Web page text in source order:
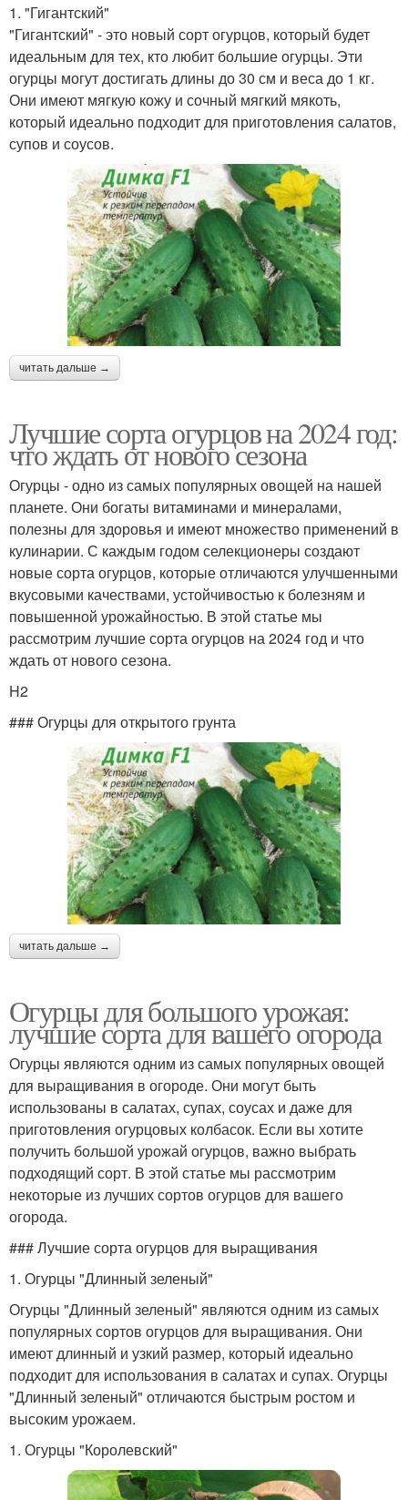
1. "Гигантский"
"Гигантский" - это новый сорт огурцов, который будет
идеальным для тех, кто любит большие огурцы. Эти
огурцы могут достигать длины до 30 см и веса до 1 кг.
Они имеют мягкую кожу и сочный мягкий мякоть,
который идеально подходит для приготовления салатов,
супов и соусов.
читать дальше →
Лучшие сорта огурцов на 2024 год:
что ждать от нового сезона
Огурцы - одно из самых популярных овощей на нашей
планете. Они богаты витаминами и минералами,
полезны для здоровья и имеют множество применений в
кулинарии. С каждым годом селекционеры создают
новые сорта огурцов, которые отличаются улучшенными
вкусовыми качествами, устойчивостью к болезням и
повышенной урожайностью. В этой статье мы
рассмотрим лучшие сорта огурцов на 2024 год и что
ждать от нового сезона.
H2
### Огурцы для открытого грунта
читать дальше →
Огурцы для большого урожая:
лучшие сорта для вашего огорода
Огурцы являются одним из самых популярных овощей
для выращивания в огороде. Они могут быть
использованы в салатах, супах, соусах и даже для
приготовления огурцовых колбасок. Если вы хотите
получить большой урожай огурцов, важно выбрать
подходящий сорт. В этой статье мы рассмотрим
некоторые из лучших сортов огурцов для вашего
огорода.
### Лучшие сорта огурцов для выращивания
1. Огурцы "Длинный зеленый"
Огурцы "Длинный зеленый" являются одним из самых
популярных сортов огурцов для выращивания. Они
имеют длинный и узкий размер, который идеально
подходит для использования в салатах и супах. Огурцы
"Длинный зеленый" отличаются быстрым ростом и
высоким урожаем.
1. Огурцы "Королевский"